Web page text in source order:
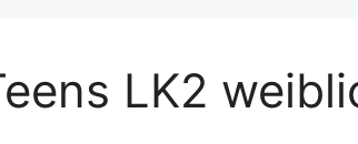
LK2